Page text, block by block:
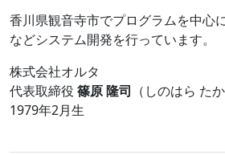
香川県観音寺市でプログラムを中心
などシステム開発を行っています。
株式会社オルタ
代表取締役 篠原 隆司 （しのはら たか
1979年2月生